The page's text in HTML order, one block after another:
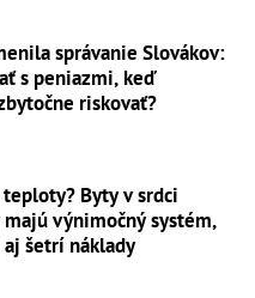
správanie Slovákov:
s peniazmi, keď
riskovať?
Byty v srdci
výnimočný systém,
šetrí náklady